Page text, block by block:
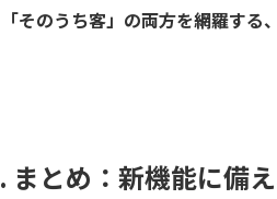
そのうち客」の両方を網羅する
まとめ：新機能に備